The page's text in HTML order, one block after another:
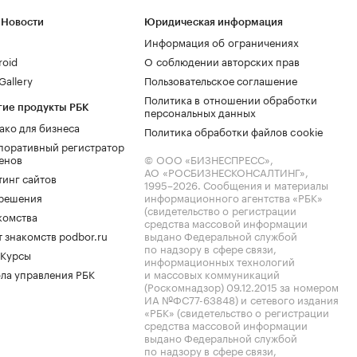
продукты РБК
для бизнеса
регистратор
сайтов
знакомств podbor.ru
управления РБК
Юридическая информация
Информация об ограничениях
О соблюдении авторских прав
Пользовательское соглашение
Политика в отношении обработки
персональных данных
Политика обработки файлов cookie
© ООО «БИЗНЕСПРЕСС»,
АО «РОСБИЗНЕСКОНСАЛТИНГ»,
1995–2026. Сообщения и материалы
информационного агентства «РБК»
(свидетельство о регистрации
средства массовой информации
выдано Федеральной службой
по надзору в сфере связи,
информационных технологий
и массовых коммуникаций
(Роскомнадзор) 09.12.2015 за номером
ИА №ФС77-63848) и сетевого издания
«РБК» (свидетельство о регистрации
средства массовой информации
выдано Федеральной службой
по надзору в сфере связи,